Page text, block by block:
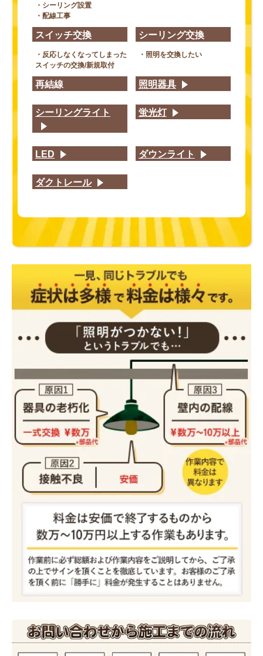
・シーリング設置
・配線工事
スイッチ交換
・反応しなくなってしまった
スイッチの交換/新規取付
シーリング交換
・照明を交換したい
再結線 照明器具
シーリングライト 蛍光灯
LED ダウンライト
ダクトレール